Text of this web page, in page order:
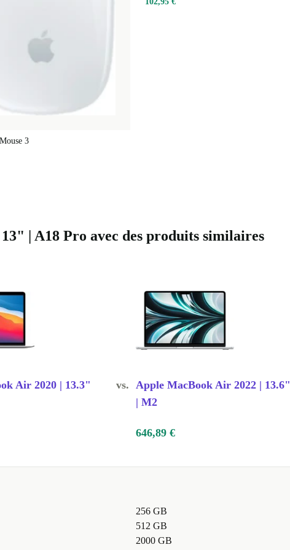
de
6E et
pour
vie d’une
et
3
| A18 Pro avec des produits similaires
Air 2020 | 13.3"
vs. Apple MacBook Air 2022 | 13.6"
| M2
646,89 €
256 GB
512 GB
2000 GB